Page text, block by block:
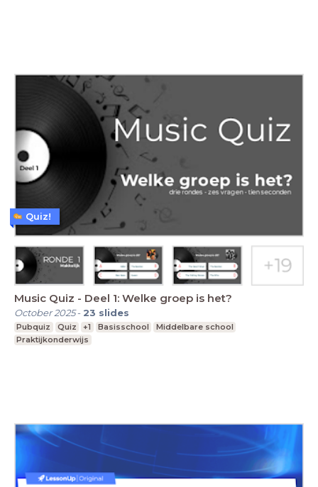
Music Quiz - Deel 1: Welke groep is het?
October 2025- 23 slides
Pubquiz Quiz +1 Basisschool
Middelbare school
Praktijkonderwijs
Quiz!